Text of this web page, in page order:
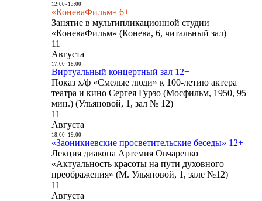
12:00- 13:00
«КоневаФильм» 6+
Занятие в мультипликационной студии
«КоневаФильм» (Конева, 6, читальный зал)
11
Августа
17:00- 18:00
Виртуальный концертный зал 12+
Показ х/ф «Смелые люди» к 100-летию актера
театра и кино Сергея Гурзо (Мосфильм, 1950, 95
мин.) (Ульяновой, 1, зал № 12)
11
Августа
18:00- 19:00
«Заоникиевские просветительские беседы» 12+
Лекция диакона Артемия Овчаренко
«Актуальность красоты на пути духовного
преображения» (М. Ульяновой, 1, зале №12)
11
Августа